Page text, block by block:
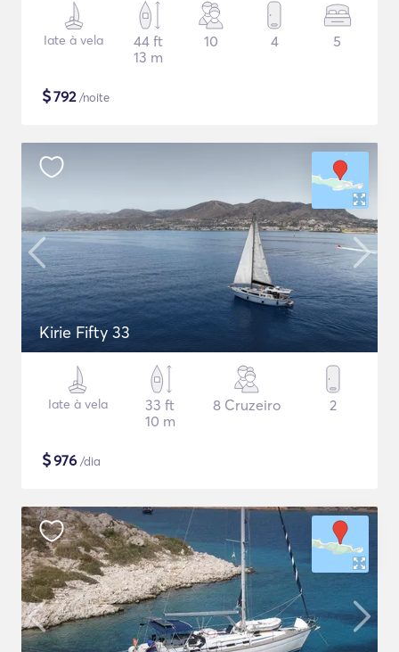
Iate à vela
44 ft
13 m
10 4 5
$792/noite
Kirie Fifty 33
Iate à vela
33 ft
10 m
8 Cruzeiro 2
$976 /dia